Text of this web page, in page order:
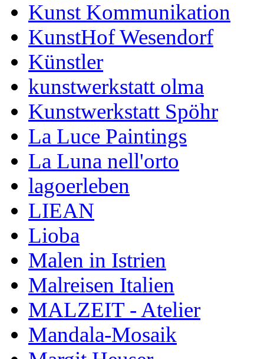
Kunst Kommunikation
KunstHof Wesendorf
Künstler
kunstwerkstatt olma
Kunstwerkstatt Spöhr
La Luce Paintings
La Luna nell'orto
lagoerleben
LIEAN
Lioba
Malen in Istrien
Malreisen Italien
MALZEIT - Atelier
Mandala-Mosaik